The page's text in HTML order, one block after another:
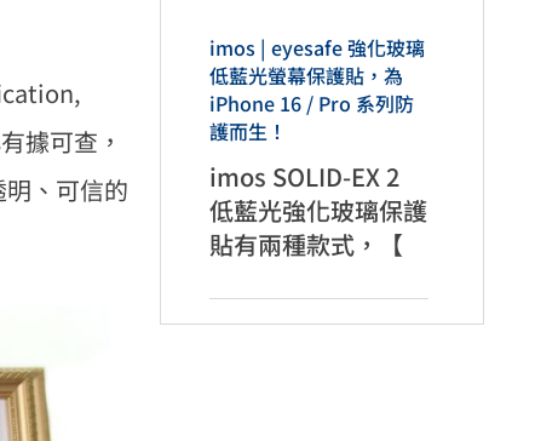
據可查，
、可信的
imos | eyesafe 強化玻璃
低藍光螢幕保護貼，為
iPhone 16 / Pro 系列防
護而生！
imos SOLID-EX 2
低藍光強化玻璃保護
貼有兩種款式，【